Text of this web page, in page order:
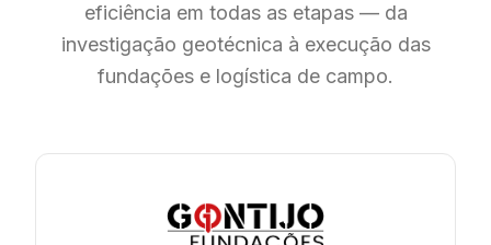
eficiência em todas as etapas — da
investigação geotécnica à execução das
fundações e logística de campo.